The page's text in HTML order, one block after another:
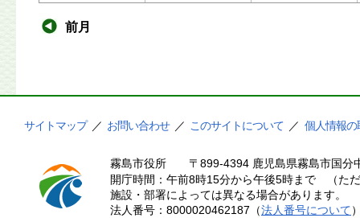
前月
サイトマップ ／ お問い合わせ ／ このサイトについて ／ 個人情報の
霧島市役所
〒899-4394 鹿児島県霧島市国
開庁時間：午前8時15分から午後5時まで （た
施設・部署によっては異なる場合があります。
法人番号：8000020462187（法人番号について